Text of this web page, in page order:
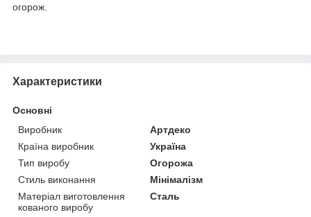
огорож.
Характеристики
Основні
Виробник
Артдеко
Країна виробник
Україна
Тип виробу
Огорожа
Стиль виконання
Мінімалізм
Матеріал виготовлення
кованого виробу
Сталь